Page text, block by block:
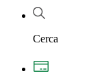
Cerca